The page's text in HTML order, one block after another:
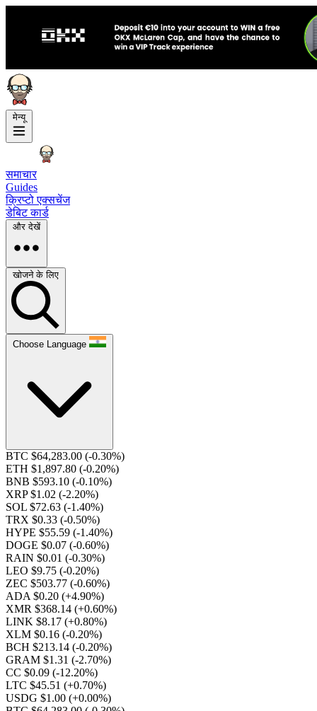
मेन्यू
समाचार
Guides
क्रिप्टो एक्सचेंज
डेबिट कार्ड
और देखें
खोजने के लिए
Choose Language
BTC $64,283.00 (-0.30%)
ETH $1,897.80 (-0.20%)
BNB $593.10 (-0.10%)
XRP $1.02 (-2.20%)
SOL $72.63 (-1.40%)
TRX $0.33 (-0.50%)
HYPE $55.59 (-1.40%)
DOGE $0.07 (-0.60%)
RAIN $0.01 (-0.30%)
LEO $9.75 (-0.20%)
ZEC $503.77 (-0.60%)
ADA $0.20 (+4.90%)
XMR $368.14 (+0.60%)
LINK $8.17 (+0.80%)
XLM $0.16 (-0.20%)
BCH $213.14 (-0.20%)
GRAM $1.31 (-2.70%)
CC $0.09 (-12.20%)
LTC $45.51 (+0.70%)
USDG $1.00 (+0.00%)